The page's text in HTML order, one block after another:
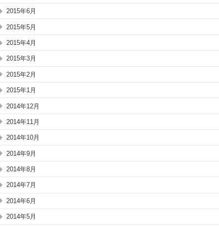
2015年6月
2015年5月
2015年4月
2015年3月
2015年2月
2015年1月
2014年12月
2014年11月
2014年10月
2014年9月
2014年8月
2014年7月
2014年6月
2014年5月